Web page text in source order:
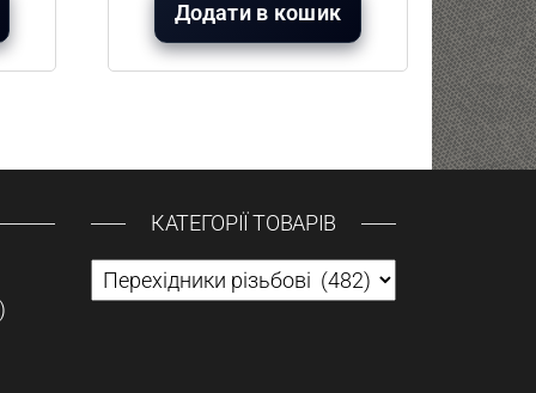
Додати в кошик
КАТЕГОРІЇ ТОВАРІВ